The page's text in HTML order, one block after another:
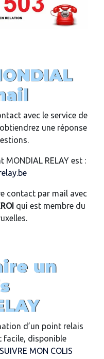
avec le service de
une réponse
MONDIAL RELAY est :
contact par mail avec
qui est membre du
un
d’un point relais
facile, disponible
SUIVRE MON COLIS